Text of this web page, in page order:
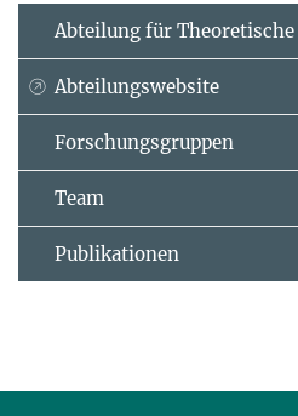
Abteilung für
Abteilungswebsite
Forschungsgruppen
Team
Publikationen